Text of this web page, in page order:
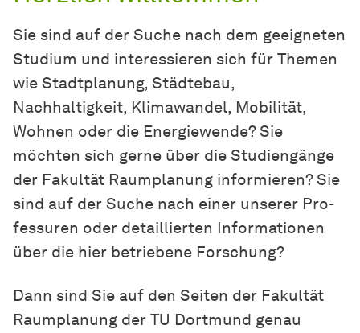
Sie sind auf der Suche nach dem geeigneten
Studium und interessieren sich für Themen
wie Stadtplanung, Städtebau,
Nachhaltigkeit, Klimawandel, Mobilität,
Wohnen oder die Energiewende? Sie
möchten sich gerne über die Studiengänge
der Fakultät Raumplanung informieren? Sie
sind auf der Suche nach einer unserer Pro­
fes­su­ren oder detaillierten In­for­ma­tio­nen
über die hier betriebene For­schung?
Dann sind Sie auf den Seiten der Fa­kul­tät
Raum­pla­nung der TU Dort­mund genau